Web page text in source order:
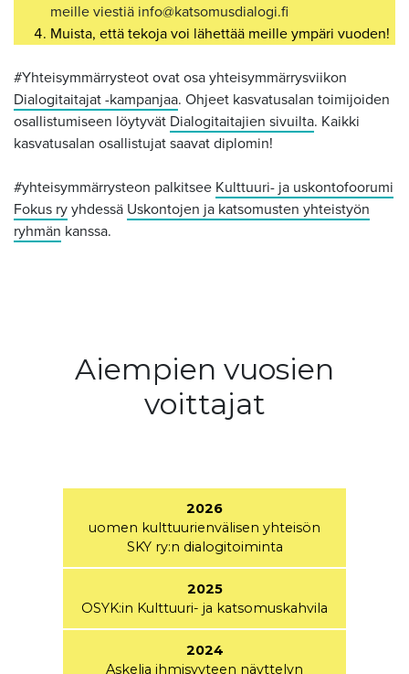
meille viestiä info@katsomusdialogi.fi
Muista, että tekoja voi lähettää meille ympäri vuoden!
#Yhteisymmärrysteot ovat osa yhteisymmärrysviikon
Dialogitaitajat -kampanjaa. Ohjeet kasvatusalan toimijoiden
osallistumiseen löytyvät Dialogitaitajien sivuilta. Kaikki
kasvatusalan osallistujat saavat diplomin!
#yhteisymmärrysteon palkitsee Kulttuuri- ja uskontofoorumi
Fokus ry yhdessä Uskontojen ja katsomusten yhteistyön
ryhmän kanssa.
Aiempien vuosien
voittajat
2026
uomen kulttuurienvälisen yhteisön
SKY ry:n dialogitoiminta
2025
OSYK:in Kulttuuri- ja katsomuskahvila
2024
Askelia ihmisyyteen näyttelyn